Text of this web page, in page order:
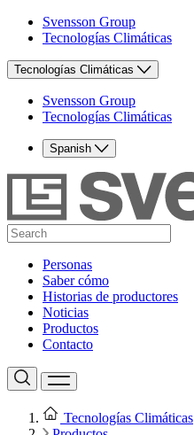
Svensson Group
Tecnologías Climáticas
Tecnologías Climáticas
Svensson Group
Tecnologías Climáticas
Spanish
Personas
Saber cómo
Historias de productores
Noticias
Productos
Contacto
Tecnologías Climáticas